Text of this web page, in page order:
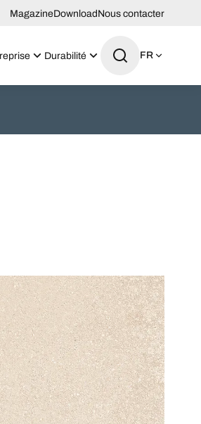
MagazineDownloadNous contacter
Durabilité FR